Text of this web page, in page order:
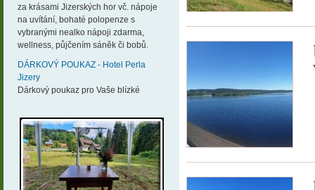
za krásami Jizerských hor vč. nápoje
na uvítání, bohaté polopenze s
vybranými nealko nápoji zdarma,
wellness, půjčením sáněk či bobů.
DÁRKOVÝ POUKAZ - Hotel Perla
Jizery
Dárkový poukaz pro Vaše blízké